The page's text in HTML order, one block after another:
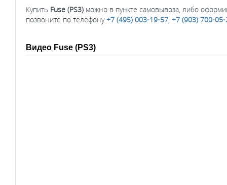
Купить Fuse (PS3) можно в пункте самовывоза, либо
позвоните по телефону+7 (495) 003-19-57 +7 (903) 700-
Видео Fuse (PS3)